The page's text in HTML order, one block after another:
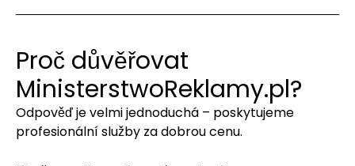
Proč důvěřovat
MinisterstwoReklamy.pl?
Odpověď je velmi jednoduchá – poskytujeme
profesionální služby za dobrou cenu.